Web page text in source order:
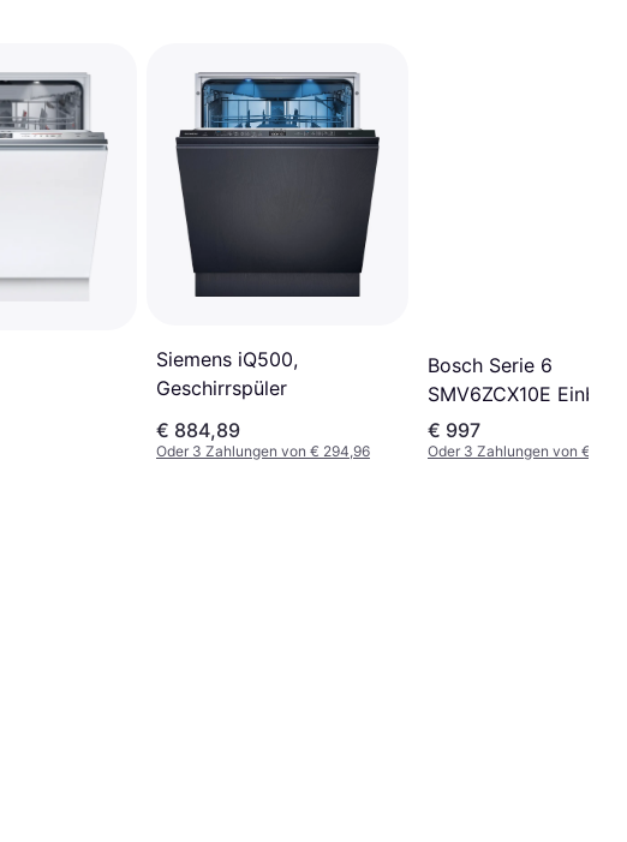
Siemens iQ500,
Geschirrspüler
€ 884,89
Oder 3 Zahlungen von € 294,96
Bosch Serie 6
SMV6ZCX10E Einbau-
Geschirrspüler mit 14
Abdeckungen
€ 997
Oder 3 Zahlungen von €